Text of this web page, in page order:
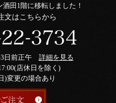
田1階に移転しました！
文はこちらから
3日前正午 詳細を見る
店休日を除く)
)変更の場合あり